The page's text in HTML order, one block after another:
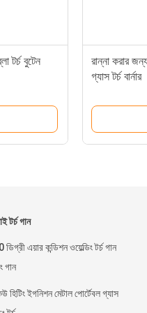
টর্চ বুটেন
রান্না করার
গ্যাস টর্চ বার্নার
টর্চ গান
এয়ার কন্ডিশন ওয়েল্ডিং টর্চ গান
গান
হিটিং ইগনিশন মেটাল পোর্টেবল গ্যাস